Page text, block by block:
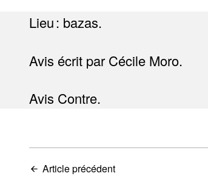
Lieu : bazas.
Avis écrit par Cécile Moro.
Avis Contre.
Article précédent